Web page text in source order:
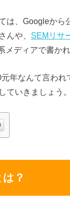
は、Googleから
んや、 SEMリサ
メディアで書かれ
年なんて言われ
ていきましょう。
？